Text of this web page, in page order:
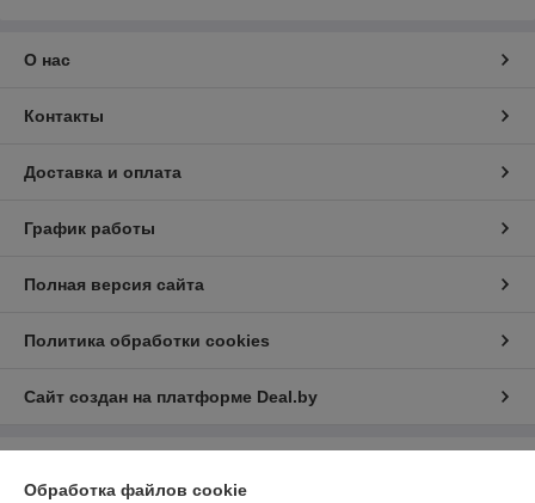
О нас
Контакты
Доставка и оплата
График работы
Полная версия сайта
Политика обработки cookies
Сайт создан на платформе Deal.by
Обработка файлов cookie